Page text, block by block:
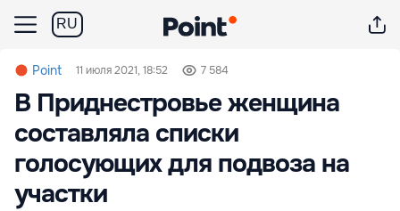
RU
Point 11 июля 2021, 18:52 7 584
В Приднестровье женщина
составляла списки
голосующих для подвоза на
участки